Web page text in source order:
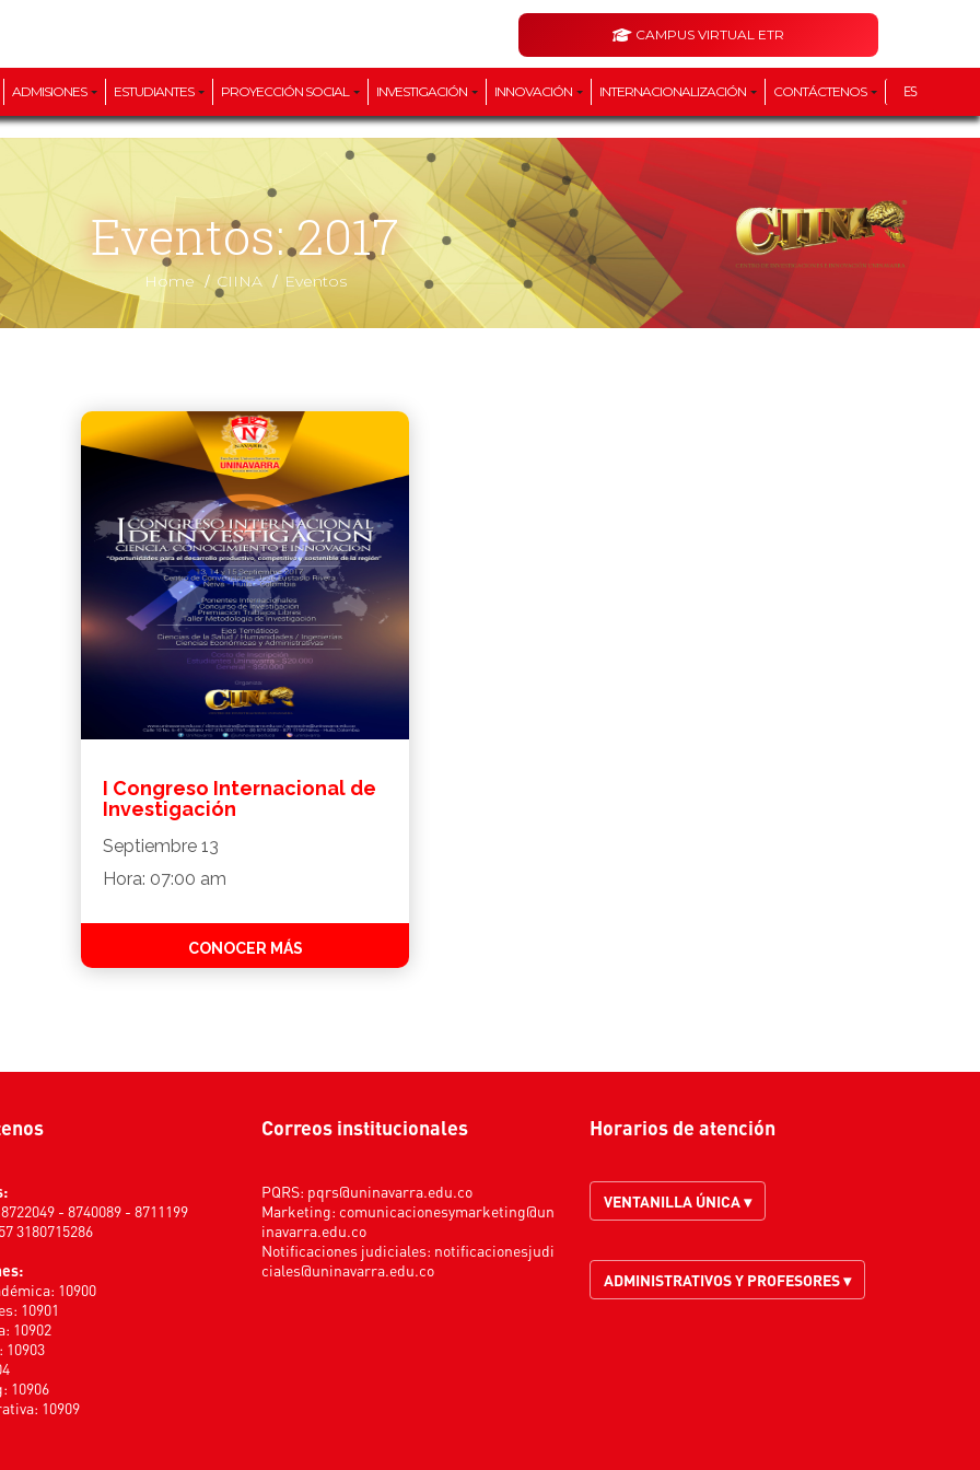
CAMPUS VIRTUAL ETR
ADMISIONES ESTUDIANTES PROYECCIÓN SOCIAL INVESTIGACIÓN INNOVACIÓN INTERNACIONALIZACIÓN CONTÁCTENOS ES
Eventos: 2017
Home / CIINA/ Eventos
I Congreso Internacional de
Investigación
Septiembre 13
Hora: 07:00 am
CONOCER MÁS
- 8740089 - 8711199
3180715286
10900
10901
10902
10903
10906
10909
Correos institucionales
PQRS: pqrs@uninavarra.edu.co
Marketing: comunicacionesymarketing@un
inavarra.edu.co
Notificaciones judiciales: notificacionesjudi
ciales@uninavarra.edu.co
Horarios de atención
VENTANILLA ÚNICA ▾
ADMINISTRATIVOS Y PROFESORES ▾